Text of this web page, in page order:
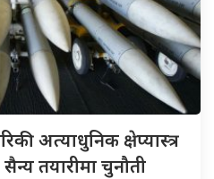
अत्याधुनिक क्षेप्यास्त्र
तयारीमा चुनौती